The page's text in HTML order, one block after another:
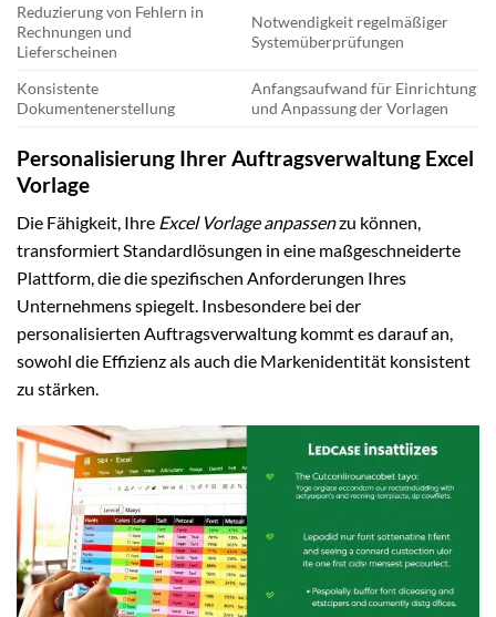
Reduzierung von Fehlern in
Rechnungen und
Lieferscheinen
Notwendigkeit regelmäßiger
Systemüberprüfungen
Konsistente
Dokumentenerstellung
Anfangsaufwand für Einrichtung
und Anpassung der Vorlagen
Personalisierung Ihrer Auftragsverwaltung Excel
Vorlage
Die Fähigkeit, Ihre Excel Vorlage anpassenzu können,
transformiert Standardlösungen in eine maßgeschneiderte
Plattform, die die spezifischen Anforderungen Ihres
Unternehmens spiegelt. Insbesondere bei der
personalisierten Auftragsverwaltung kommt es darauf an,
sowohl die Effizienz als auch die Markenidentität konsistent
zu stärken.